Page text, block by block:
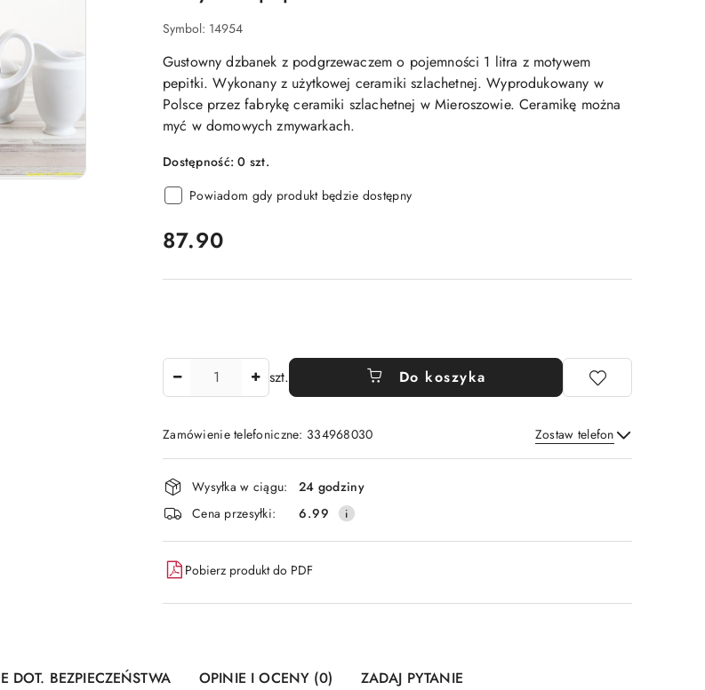
Symbol: 14954
Gustowny dzbanek z podgrzewaczem o pojemności 1 litra z motywem
pepitki. Wykonany z użytkowej ceramiki szlachetnej. Wyprodukowany w
Polsce przez fabrykę ceramiki szlachetnej w Mieroszowie. Ceramikę można
myć w domowych zmywarkach.
Dostępność:0 szt.
Powiadom gdy produkt będzie dostępny
cena:
87.90
szt. Do koszyka
Zamówienie telefoniczne: 334968030 Zostaw telefon
Wyślij
Dostępność
i
dostawa
Wysyłka w ciągu:
24 godziny
Cena przesyłki:
6.99
Pobierz produkt do PDF
DOT. BEZPIECZEŃSTWA OPINIE I OCENY (0) ZADAJ PYTANIE